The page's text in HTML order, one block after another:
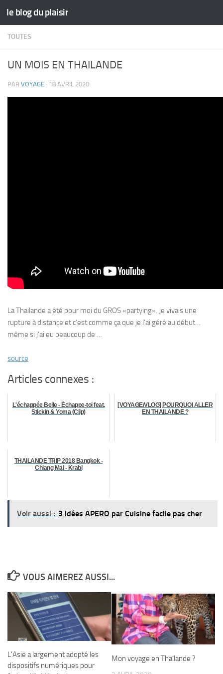
Skip to content
le blog du plaisir
TOUTES
UN MOIS EN THAILANDE
PAR VOYAGE · 18 AVRIL 2020
La Thailande a été pour moi du GROS «partying». Je vivais une
rupture à distance et c’est comme ça que je l’ai géré au début…
même si j’ai eu beaucoup de …
source
Articles connexes :
L'échappée Belle - Échappe-toi feat.
Stickin & Yoma (Clip)
[VOYAGE/VLOG] POURQUOI ALLER
EN THAILANDE ?
THAILANDE TRIP 2018 Bangkok -
Chiang Mai - Krabi
Voir aussi : 3 idées APERO par Cuisine facile pas cher
VOUS AIMEREZ AUSSI...
L'Asie a largement adopté les
dispositifs numériques pour
Mon voyage en Thaïlande ?